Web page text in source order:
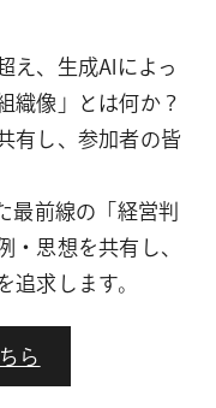
え、生成AIによっ
織像」とは何か？
有し、参加者の皆
最前線の「経営判
・思想を共有し、
追求します。
ら